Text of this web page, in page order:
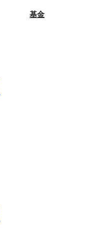
基金